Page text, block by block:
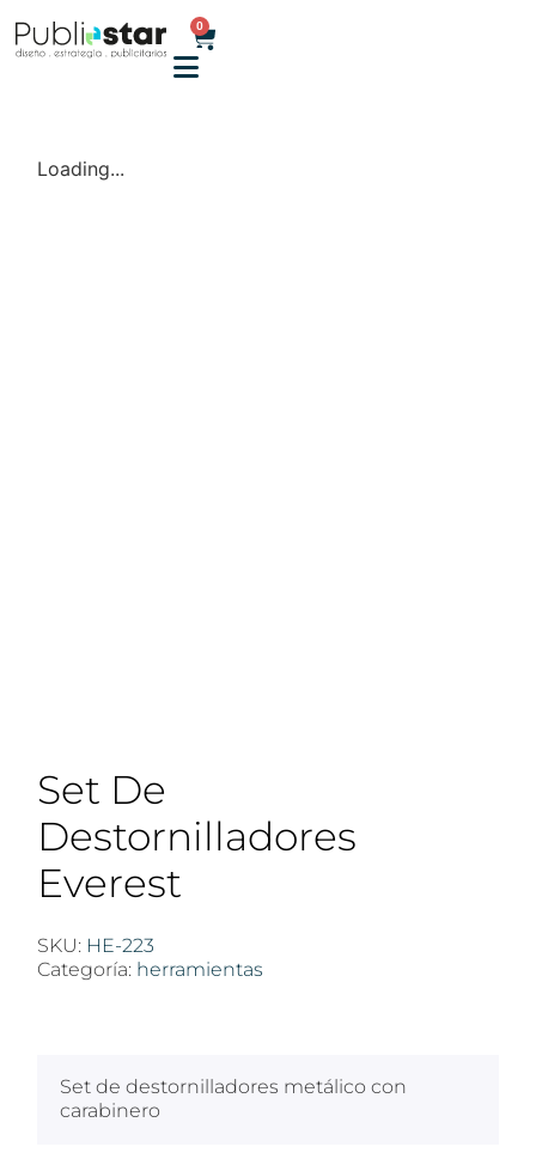
0
Loading...
Set De
Destornilladores
Everest
SKU: HE-223
Categoría: herramientas
Set de destornilladores metálico con
carabinero